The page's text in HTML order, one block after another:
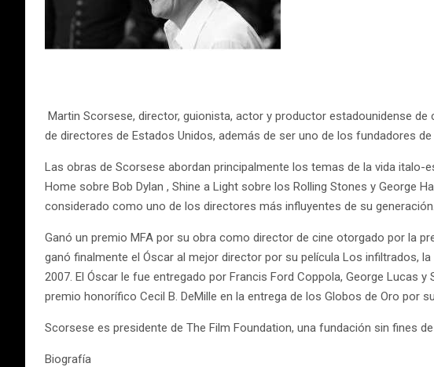
Martin Scorsese, director, guionista, actor y productor estadounidense de
de directores de Estados Unidos, además de ser uno de los fundadores
Las obras de Scorsese abordan principalmente los temas de la vida
Home sobre Bob Dylan , Shine a Light sobre los Rolling Stones y George
considerado como uno de los directores más influyentes de su generación.
Ganó un premio MFA por su obra como director de cine otorgado por la
ganó finalmente el Óscar al mejor director por su película Los infiltrados,
2007. El Óscar le fue entregado por Francis Ford Coppola, George Lucas
premio honorífico Cecil B. DeMille en la entrega de los Globos de Oro por
Scorsese es presidente de The Film Foundation, una fundación sin fines
Biografía